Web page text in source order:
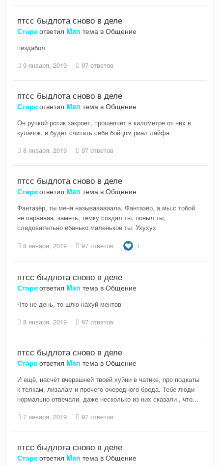
птсс быдлота сново в деле
Старк ответил Man тема в Общение
пиздабол
9 января, 2019
97 ответов
птсс быдлота сново в деле
Старк ответил Man тема в Общение
Он ручкой ротик закроет, прошепчет в километре от них в
кулачок, и будет считать себя бойцом риал лайфа
8 января, 2019
97 ответов
птсс быдлота сново в деле
Старк ответил Man тема в Общение
Фантазёр, ты меня называааааала. Фантазёр, а мы с тобой
не парааааа. заметь, темку создал ты, поныл ты,
следовательно ебанько маленькое ты. Ухухух
8 января, 2019
97 ответов 1
птсс быдлота сново в деле
Старк ответил Man тема в Общение
Что не день, то шлю нахуй ментов
8 января, 2019
97 ответов
птсс быдлота сново в деле
Старк ответил Man тема в Общение
И ещё, насчёт вчерашней твоей хуйни в чатике, про подкаты
к телкам, лизалам и прочего очередного бреда. Тебе люди
нормально отвечали, даже несколько из них сказали , что...
7 января, 2019
97 ответов
птсс быдлота сново в деле
Старк ответил Man тема в Общение